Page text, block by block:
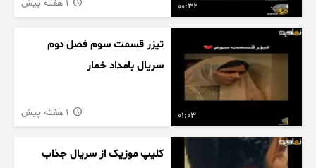
00:32
01:03
تیزر قسمت سوم فصل دوم
سریال بامداد خمار
کلیپ موزیک از سریال جذاب